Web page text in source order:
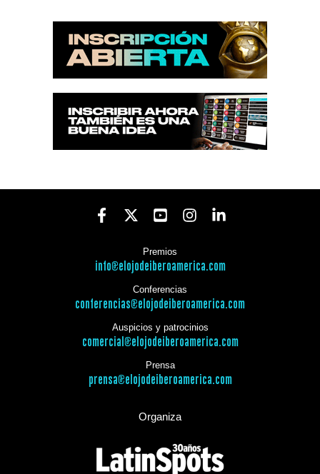
Premios
info@elojodeiberoamerica.com
Conferencias
conferencias@elojodeiberoamerica.com
Auspicios y patrocinios
comercial@elojodeiberoamerica.com
Prensa
prensa@elojodeiberoamerica.com
Organiza